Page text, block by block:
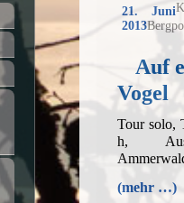
21. Juni
2013
Auf
Vogel
Tour solo,
h,
(mehr …)